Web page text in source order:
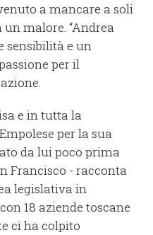
a mancare a soli
malore. “Andrea
sensibilità e un
per il
e in tutta la
per la sua
da lui poco prima
Francisco - racconta
legislativa in
18 aziende toscane
ci ha colpito